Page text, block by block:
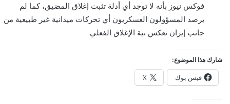
فوكس نيوز بأنه لا توجد أي أدلة تثبت إغلاق المضيق، كما لم
يرصد المسؤولون العسكريون أي تحركات ميدانية غير طبيعية من
جانب إيران تعكس نية الإغلاق الفعلي
شارك هذا الموضوع:
فيس بوك X